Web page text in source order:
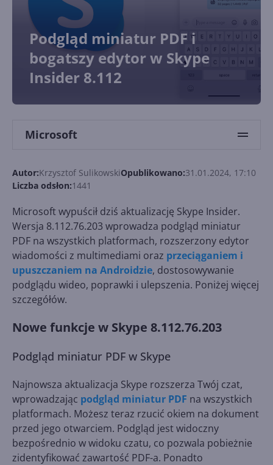
Podgląd miniatur PDF i
bogatszy edytor w Skype
Insider 8.112
Microsoft
Autor:Krzysztof SulikowskiOpublikowano:31.01.2024, 17:10
Liczba odsłon:1441
Microsoft wypuścił dziś aktualizację Skype Insider.
Wersja 8.112.76.203 wprowadza podgląd miniatur
PDF na wszystkich platformach, rozszerzony edytor
wiadomości z multimediami oraz przeciąganiem i
upuszczaniem na Androidzie, dostosowywanie
podglądu wideo, poprawki i ulepszenia. Poniżej więcej
szczegółów.
Nowe funkcje w Skype 8.112.76.203
Podgląd miniatur PDF w Skype
Najnowsza aktualizacja Skype rozszerza Twój czat,
wprowadzając podgląd miniatur PDF na wszystkich
platformach. Możesz teraz rzucić okiem na dokument
przed jego otwarciem. Podgląd jest widoczny
bezpośrednio w widoku czatu, co pozwala pobieżnie
zidentyfikować zawartość PDF-a. Ponadto